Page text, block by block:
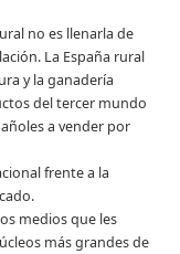
no es llenarla de
La España rural
y la ganadería
del tercer mundo
a vender por
frente a la
medios que les
más grandes de